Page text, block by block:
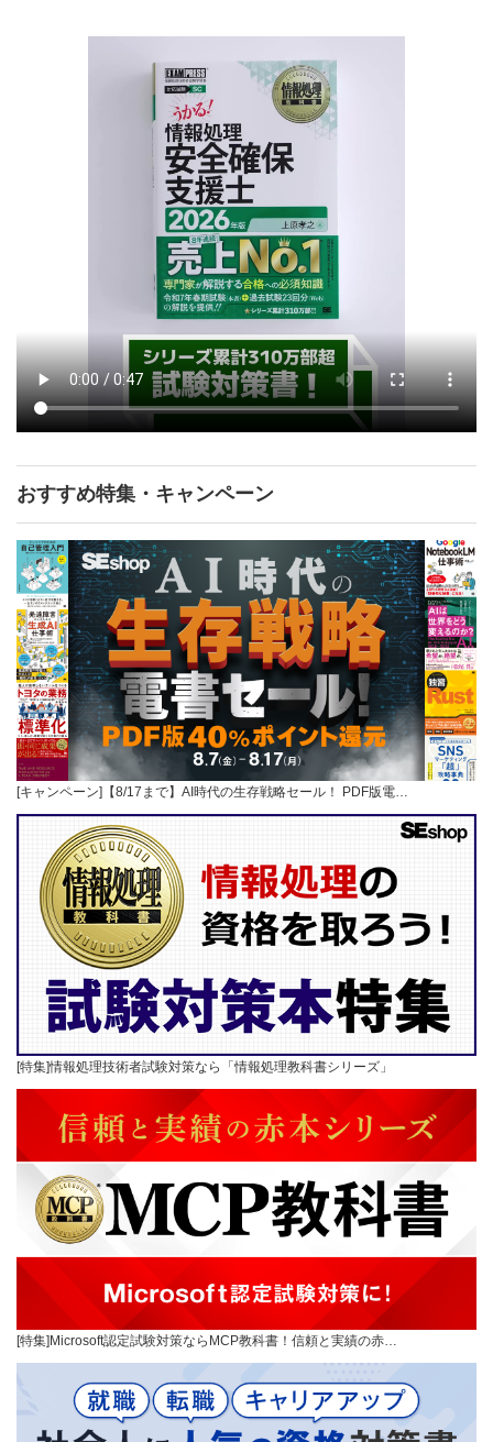
おすすめ特集・キャンペーン
[キャンペーン]【8/17まで】AI時代の生存戦略セール！ PDF版電…
[特集]情報処理技術者試験対策なら「情報処理教科書シリーズ」
[特集]Microsoft認定試験対策ならMCP教科書！信頼と実績の赤…